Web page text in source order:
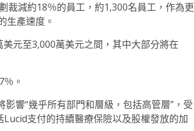
裁減約18％的員工，約1,300名員工，作為更
生產速度。
元至3,000萬美元之間，其中大部分將在
。
響“幾乎所有部門和層級，包括高管層”，受
支付的持續醫療保險以及股權發放的加